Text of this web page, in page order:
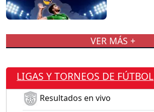
VER MÁS +
LIGAS Y TORNEOS DE FÚTBOL
Resultados en vivo